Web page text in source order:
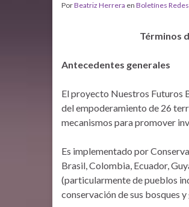
PorBeatriz Herrera en Boletínes
Términos
Antecedentes generales
El proyecto Nuestros Futuros
del empoderamiento de 26
mecanismos para promover
Es implementado por
Brasil, Colombia, Ecuador,
(particularmente de pueblos
conservación de sus bosques